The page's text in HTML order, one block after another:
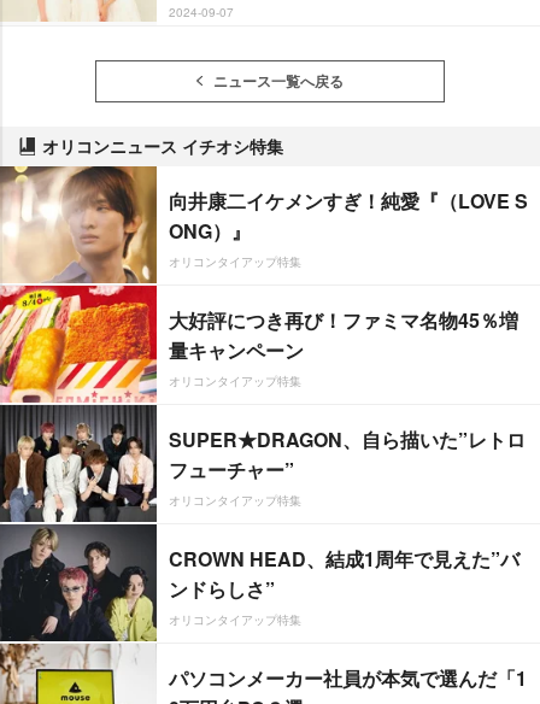
2024-09-07
ニュース一覧へ戻る
オリコンニュース イチオシ特集
向井康二イケメンすぎ！純愛『（LOVE S
ONG）』
オリコンタイアップ特集
大好評につき再び！ファミマ名物45％増
量キャンペーン
オリコンタイアップ特集
SUPER★DRAGON、自ら描いた”レトロ
フューチャー”
オリコンタイアップ特集
CROWN HEAD、結成1周年で見えた”バ
ンドらしさ”
オリコンタイアップ特集
パソコンメーカー社員が本気で選んだ「1